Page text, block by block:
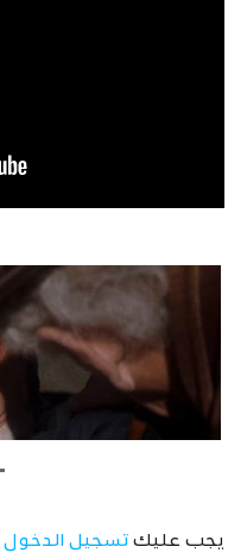
يجب عليك تسجيل الدخول